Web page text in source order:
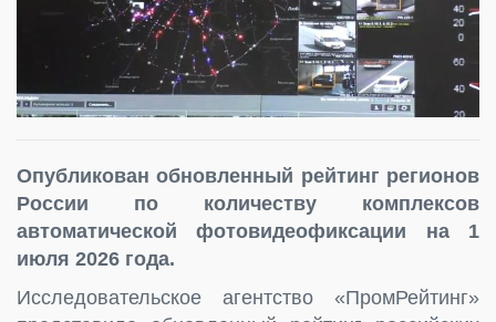
Опубликован обновленный рейтинг регионов
России по количеству комплексов
автоматической фотовидеофиксации на 1
июля 2026 года.
Исследовательское агентство «ПромРейтинг»